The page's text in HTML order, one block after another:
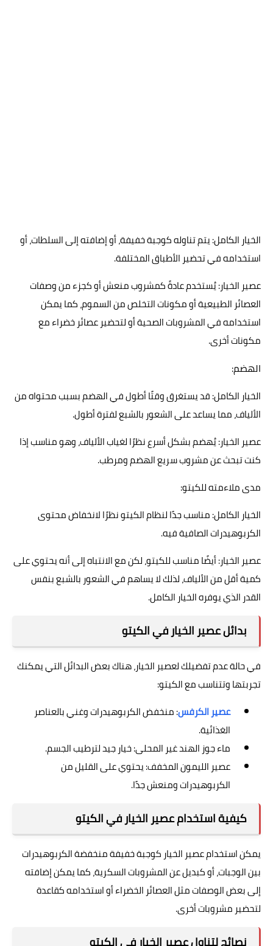
الخيار الكامل: يتم تناوله كوجبة خفيفة، أو إضافته إلى السلطات، أو
استخدامه في تحضير الأطباق المختلفة.
عصير الخيار: يُستخدم عادةً كمشروب منعش أو كجزء من وصفات
العصائر الطبيعية أو مكونات التخلص من السموم، كما يمكن
استخدامه في المشروبات الصحية أو لتحضير عصائر خضراء مع
مكونات أخرى.
الهضم:
الخيار الكامل: قد يستغرق وقتًا أطول في الهضم بسبب محتواه من
الألياف، مما يساعد على الشعور بالشبع لفترة أطول.
عصير الخيار: يُهضم بشكل أسرع نظرًا لغياب الألياف، وهو مناسب إذا
كنت تبحث عن مشروب سريع الهضم ومرطب.
مدى ملاءمته للكيتو:
الخيار الكامل: مناسب جدًا لنظام الكيتو نظرًا لانخفاض محتوى
الكربوهيدرات الصافية فيه.
عصير الخيار: أيضًا مناسب للكيتو، لكن مع الانتباه إلى أنه يحتوي على
كمية أقل من الألياف، لذلك لا يساهم في الشعور بالشبع بنفس
القدر الذي يوفره الخيار الكامل.
بدائل عصير الخيار في الكيتو
في حالة عدم تفضيلك لعصير الخيار، هناك بعض البدائل التي يمكنك
تجربتها وتتناسب مع الكيتو:
عصير الكرفس: منخفض الكربوهيدرات وغني بالعناصر
الغذائية.
ماء جوز الهند غير المحلى: خيار جيد لترطيب الجسم.
عصير الليمون المخفف: يحتوي على القليل من
الكربوهيدرات ومنعش جدًا.
كيفية استخدام عصير الخيار في الكيتو
يمكن استخدام عصير الخيار كوجبة خفيفة منخفضة الكربوهيدرات
بين الوجبات، أو كبديل عن المشروبات السكرية، كما يمكن إضافته
إلى بعض الوصفات مثل العصائر الخضراء أو استخدامه كقاعدة
لتحضير مشروبات أخرى.